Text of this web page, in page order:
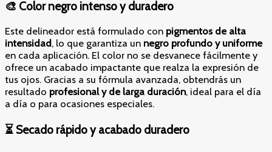
🎨 Color negro intenso y duradero
Este delineador está formulado con pigmentos de alta
intensidad, lo que garantiza un negro profundo y uniforme
en cada aplicación. El color no se desvanece fácilmente y
ofrece un acabado impactante que realza la expresión de
tus ojos. Gracias a su fórmula avanzada, obtendrás un
resultado profesional y de larga duración, ideal para el día
a día o para ocasiones especiales.
⏳ Secado rápido y acabado duradero